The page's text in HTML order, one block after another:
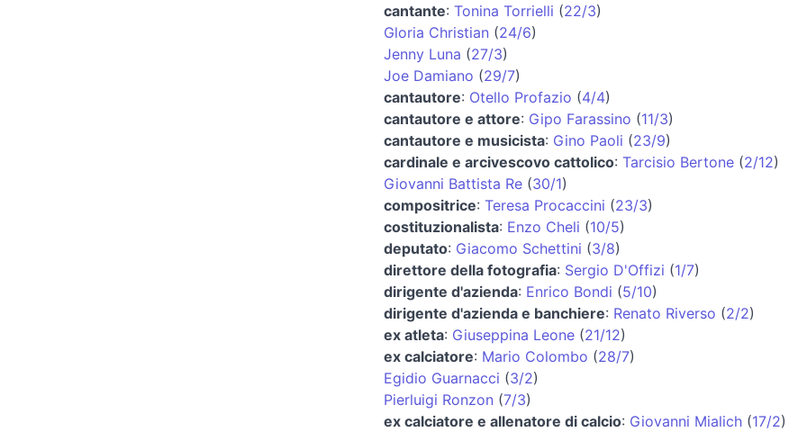
cantante: Tonina Torrielli (22/3)
Gloria Christian (24/6)
Jenny Luna (27/3)
Joe Damiano (29/7)
cantautore: Otello Profazio (4/4)
cantautore e attore: Gipo Farassino (11/3)
cantautore e musicista: Gino Paoli (23/9)
cardinale e arcivescovo cattolico: Tarcisio Bertone (2/12)
Giovanni Battista Re (30/1)
compositrice: Teresa Procaccini (23/3)
costituzionalista: Enzo Cheli (10/5)
deputato: Giacomo Schettini (3/8)
direttore della fotografia: Sergio D'Offizi (1/7)
dirigente d'azienda: Enrico Bondi (5/10)
dirigente d'azienda e banchiere: Renato Riverso (2/2)
ex atleta: Giuseppina Leone (21/12)
ex calciatore: Mario Colombo (28/7)
Egidio Guarnacci (3/2)
Pierluigi Ronzon (7/3)
ex calciatore e allenatore di calcio: Giovanni Mialich (17/2)